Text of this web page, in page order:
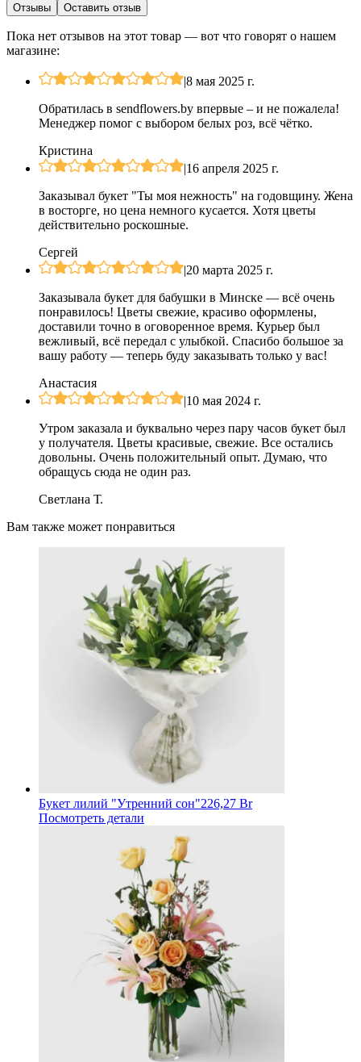
Отзывы Оставить отзыв
Пока нет отзывов на этот товар — вот что говорят о нашем
магазине:
|8 мая 2025 г.
Обратилась в sendflowers.by впервые – и не пожалела!
Менеджер помог с выбором белых роз, всё чётко.
Кристина
|16 апреля 2025 г.
Заказывал букет "Ты моя нежность" на годовщину. Жена
в восторге, но цена немного кусается. Хотя цветы
действительно роскошные.
Сергей
|20 марта 2025 г.
Заказывала букет для бабушки в Минске — всё очень
понравилось! Цветы свежие, красиво оформлены,
доставили точно в оговоренное время. Курьер был
вежливый, всё передал с улыбкой. Спасибо большое за
вашу работу — теперь буду заказывать только у вас!
Анастасия
|10 мая 2024 г.
Утром заказала и буквально через пару часов букет был
у получателя. Цветы красивые, свежие. Все остались
довольны. Очень положительный опыт. Думаю, что
обращусь сюда не один раз.
Светлана Т.
Вам также может понравиться
Букет лилий "Утренний сон"226,27 Br
Посмотреть детали